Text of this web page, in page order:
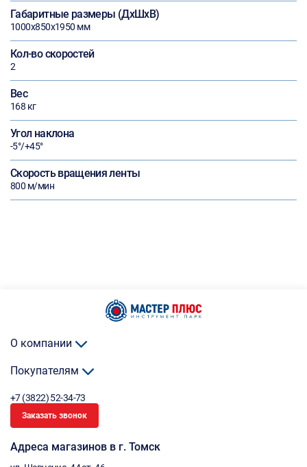
Габаритные размеры (ДхШхВ)
1000х850х1950 мм
Кол-во скоростей
2
Вес
168 кг
Угол наклона
-5°/+45°
Скорость вращения ленты
800 м/мин
О компании
Покупателям
+7 (3822) 52-34-73
Заказать звонок
Адреса магазинов в г. Томск